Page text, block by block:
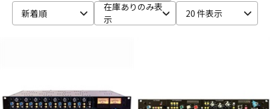
新着順
在庫ありのみ表
示
20 件表示